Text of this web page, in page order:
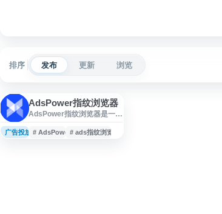
排序 发布 更新 浏览
AdsPower指纹浏览器
AdsPower指纹浏览器是一款
海外社媒营销等场景的防关
广告投放 # AdsPower# ads指纹浏览器